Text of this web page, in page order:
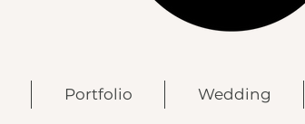
Portfolio Wedding